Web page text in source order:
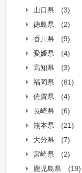
山口県
(3)
徳島県
(2)
香川県
(9)
愛媛県
(4)
高知県
(3)
福岡県
(81)
佐賀県
(4)
長崎県
(6)
熊本県
(21)
大分県
(7)
宮崎県
(2)
鹿児島県
(19)